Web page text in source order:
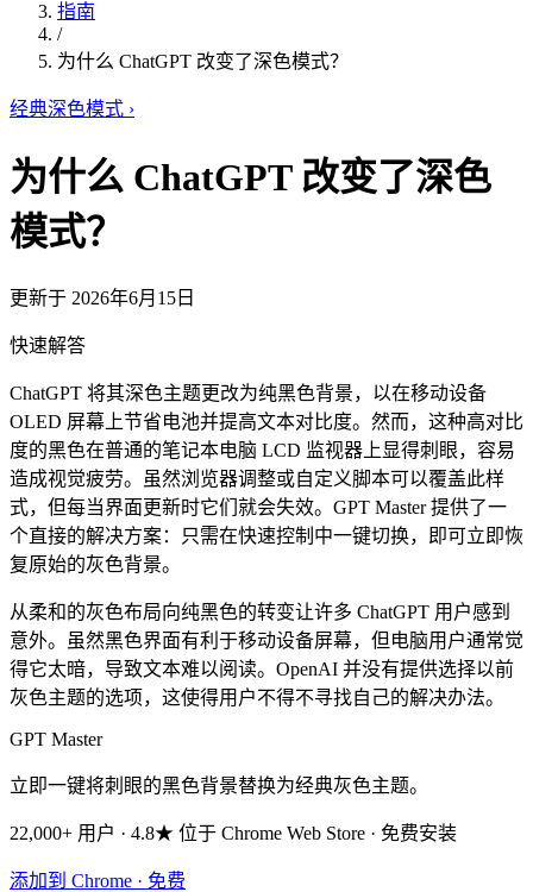
指南
/
为什么 ChatGPT 改变了深色模式？
经典深色模式 ›
为什么 ChatGPT 改变了深色
模式？
更新于 2026年6月15日
快速解答
ChatGPT 将其深色主题更改为纯黑色背景，以在移动设备
OLED 屏幕上节省电池并提高文本对比度。然而，这种高对比
度的黑色在普通的笔记本电脑 LCD 监视器上显得刺眼，容易
造成视觉疲劳。虽然浏览器调整或自定义脚本可以覆盖此样
式，但每当界面更新时它们就会失效。GPT Master 提供了一
个直接的解决方案：只需在快速控制中一键切换，即可立即恢
复原始的灰色背景。
从柔和的灰色布局向纯黑色的转变让许多 ChatGPT 用户感到
意外。虽然黑色界面有利于移动设备屏幕，但电脑用户通常觉
得它太暗，导致文本难以阅读。OpenAI 并没有提供选择以前
灰色主题的选项，这使得用户不得不寻找自己的解决办法。
GPT Master
立即一键将刺眼的黑色背景替换为经典灰色主题。
22,000+ 用户 · 4.8★ 位于 Chrome Web Store · 免费安装
添加到 Chrome · 免费